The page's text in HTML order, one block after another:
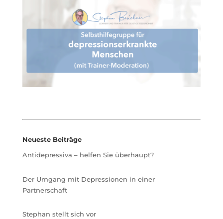
Neueste Beiträge
Antidepressiva – helfen Sie überhaupt?
Der Umgang mit Depressionen in einer
Partnerschaft
Stephan stellt sich vor